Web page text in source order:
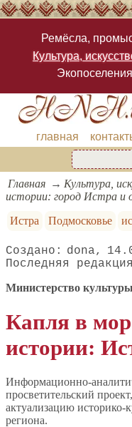
Ремёсла,
Культура,
главная
Главная Культура,
истории: город Истра и
Истра
Подмосковье
dona
Министерство
Капля в
истории:
Информационно-
просветительский
актуализацию историко-
региона.